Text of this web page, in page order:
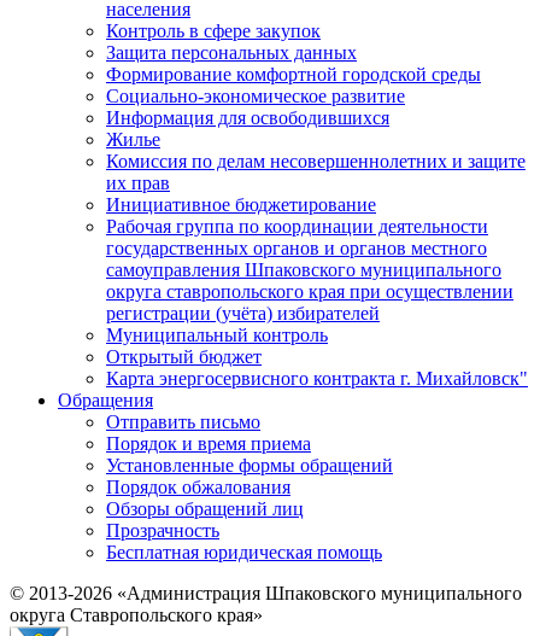
населения
Контроль в сфере закупок
Защита персональных данных
Формирование комфортной городской среды
Социально-экономическое развитие
Информация для освободившихся
Жилье
Комиссия по делам несовершеннолетних и защите
их прав
Инициативное бюджетирование
Рабочая группа по координации деятельности
государственных органов и органов местного
самоуправления Шпаковского муниципального
округа ставропольского края при осуществлении
регистрации (учёта) избирателей
Муниципальный контроль
Открытый бюджет
Карта энергосервисного контракта г. Михайловск"
Обращения
Отправить письмо
Порядок и время приема
Установленные формы обращений
Порядок обжалования
Обзоры обращений лиц
Прозрачность
Бесплатная юридическая помощь
© 2013-2026 «Администрация Шпаковского муниципального
округа Ставропольского края»